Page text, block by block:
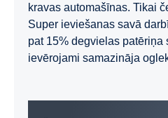
kravas automašīnas. Tikai
Super ieviešanas savā
pat 15% degvielas patēriņa
ievērojami samazināja